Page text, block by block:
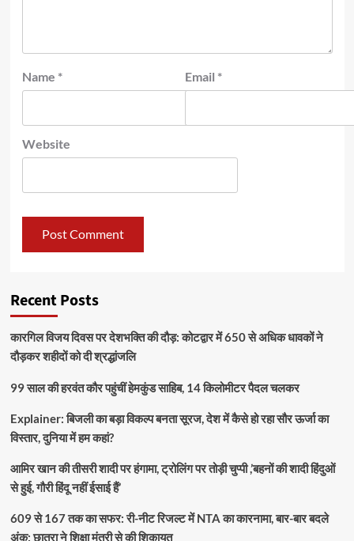
Name * Email *
Website
Recent Posts
कारगिल विजय दिवस पर देशभक्ति की दौड़: कोटद्वार में 650 से अधिक धावकों ने
दौड़कर शहीदों को दी श्रद्धांजलि
99 साल की हरवंत कौर पहुंचीं हेमकुंड साहिब, 14 किलोमीटर पैदल चलकर
Explainer: बिजली का बड़ा विकल्प बनता सूरज, देश में कैसे हो रहा सौर ऊर्जा का
विस्तार, दुनिया में हम कहां?
आमिर खान की तीसरी शादी पर हंगामा, ट्रोलिंग पर तोड़ी चुप्पी ,’बहनों की शादी हिंदुओं
से हुई, गौरी हिंदू नहीं ईसाई हैं’
609 से 167 तक का सफर: री-नीट रिजल्ट में NTA का कारनामा, बार-बार बदले
अंक; छात्रा ने शिक्षा मंत्री से की शिकायत